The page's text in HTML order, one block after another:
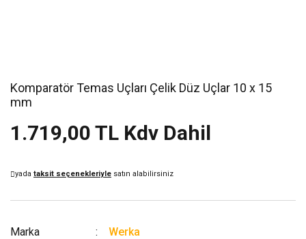
Komparatör Temas Uçları Çelik Düz Uçlar 10 x 15
mm
1.719,00 TL Kdv Dahil
yada taksit seçenekleriyle satın alabilirsiniz
Marka
Werka